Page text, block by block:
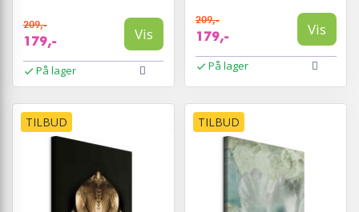
209,-
179,- Vis
På lager
209,-
179,- Vis
På lager
TILBUD TILBUD